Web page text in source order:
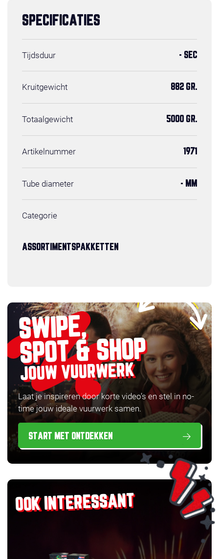
SPECIFICATIES
Tijdsduur - SEC
Kruitgewicht 882 GR.
Totaalgewicht 5000 GR.
Artikelnummer 1971
Tube diameter - MM
Categorie
ASSORTIMENTSPAKKETTEN
SWIPE,
SPOT & SHOP
JOUW VUURWERK
Laat je inspireren door korte video’s en stel in no-
time jouw ideale vuurwerk samen.
START MET ONTDEKKEN
OOK INTERESSANT